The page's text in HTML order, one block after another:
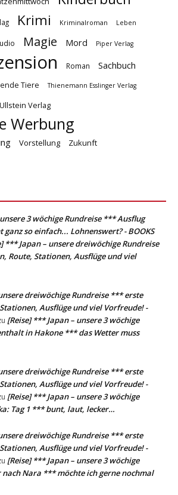
Krimi Kriminalroman Leben
Magie Mord Piper Verlag
Roman Sachbuch
Tiere Thienemann Esslinger Verlag
Ullstein Verlag
Werbung
Vorstellung Zukunft
3 wöchige Rundreise *** Ausflug
so einfach... Lohnenswert? - BOOKS
*** Japan – unsere dreiwöchige Rundreise
Route, Stationen, Ausflüge und viel
dreiwöchige Rundreise *** erste
Ausflüge und viel Vorfreude! -
[Reise] *** Japan – unsere 3 wöchige
in Hakone *** das Wetter muss
dreiwöchige Rundreise *** erste
Ausflüge und viel Vorfreude! -
[Reise] *** Japan – unsere 3 wöchige
Tag 1 *** bunt, laut, lecker…
dreiwöchige Rundreise *** erste
Ausflüge und viel Vorfreude! -
[Reise] *** Japan – unsere 3 wöchige
Nara *** möchte ich gerne nochmal